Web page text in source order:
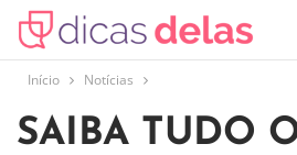
Início Notícias
SAIBA TUDO